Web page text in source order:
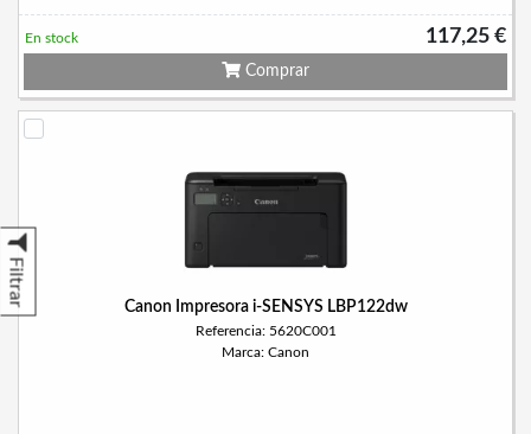
Filtrar
117,25 €
En stock
Comprar
Canon Impresora i-SENSYS LBP122dw
Referencia: 5620C001
Marca: Canon